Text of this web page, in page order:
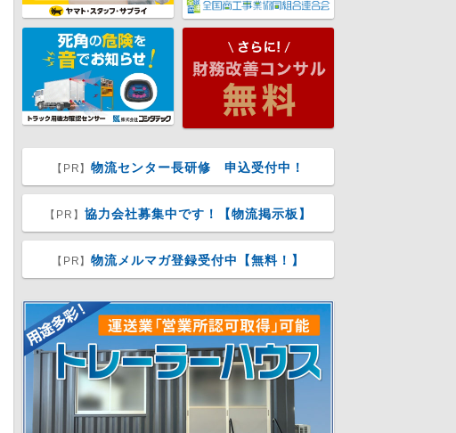
【PR】物流センター長研修 申込受付中！
【PR】 協力会社募集中です！【物流掲示板】
【PR】物流メルマガ登録受付中【無料！】